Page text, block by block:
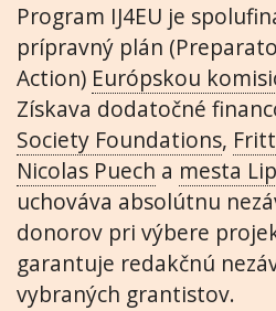
Program IJ4EU je
prípravný plán
Action) Európskou
Získava dodatočné
Society Foundations,
Nicolas Puech a mesta
uchováva absolútnu
donorov pri výbere
garantuje redakčnú
vybraných grantistov.